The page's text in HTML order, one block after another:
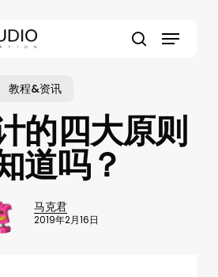
Menu
教程&资讯
的四大原则
道吗？
马克君
2019年2月16日